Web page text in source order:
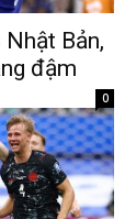
Bản,
đậm
0